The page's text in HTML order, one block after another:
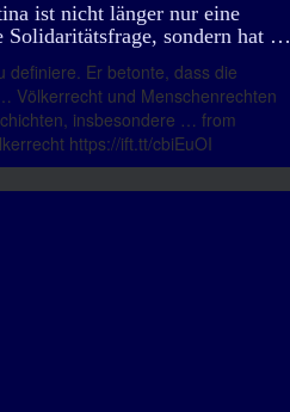
ist nicht länger nur eine
Solidaritätsfrage, sondern hat …
definiere. Er betonte, dass die
Völkerrecht und Menschenrechten
insbesondere … from
https://ift.tt/cbiEuOI